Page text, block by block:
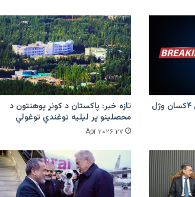
پرکونړ د پاکستان بریدونو کې ۴کسان وژل
تازه خبر: پاکستان د کونړ پوهنتون د
محصلینو پر لیلیه توغندي توغولي
۲۷ Apr ۲۰۲۶